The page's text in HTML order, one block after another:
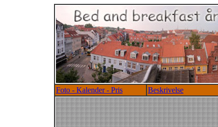
Foto - Kalender - Pris Beskrivelse